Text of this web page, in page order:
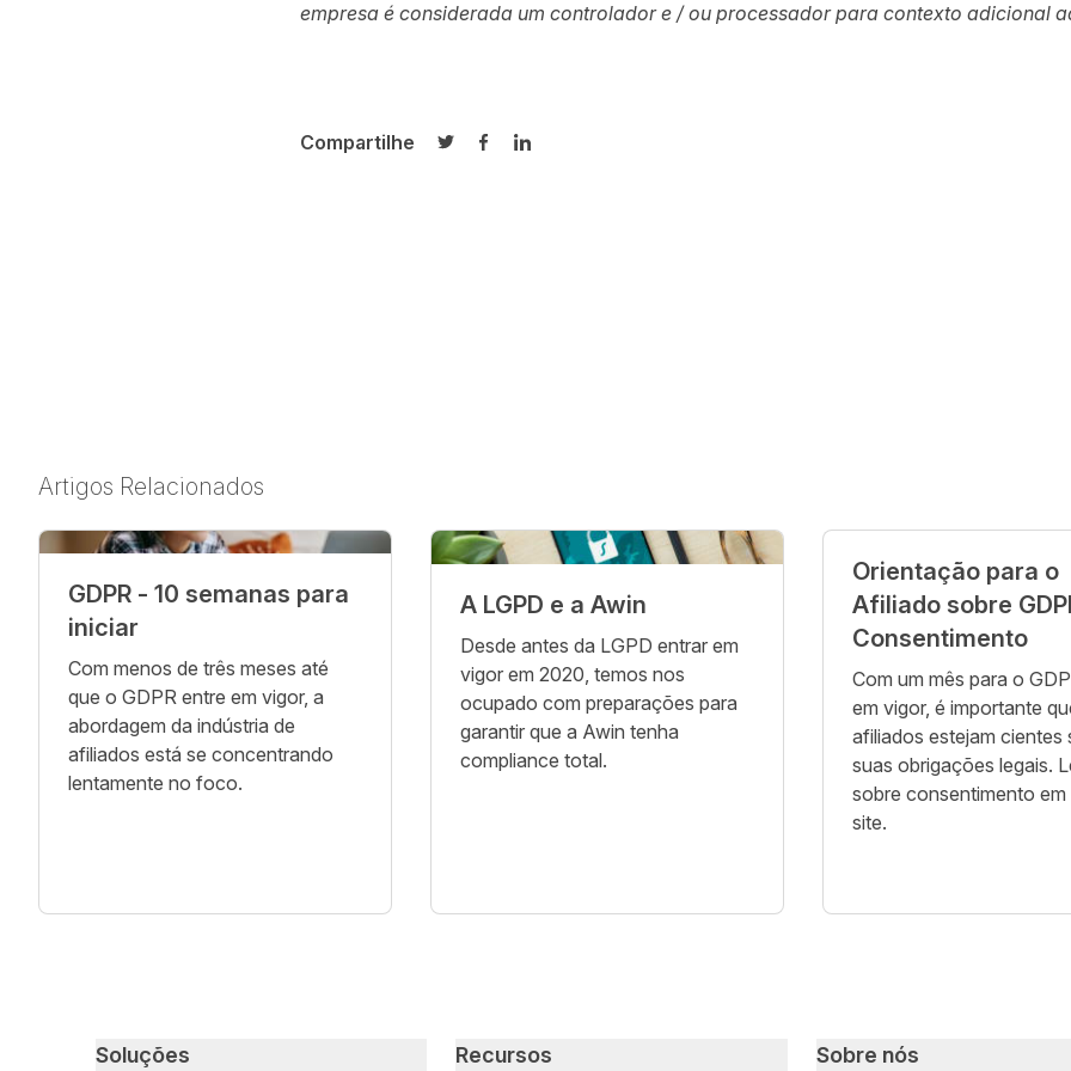
empresa é considerada um controlador e / ou processador para contexto adicional
Compartilhe
Compartilhar no Twitter
Compartilhar no Facebook
Compartilhar no LinkedIn
Artigos Relacionados
GDPR - 10 semanas para
iniciar
Com menos de três meses até
que o GDPR entre em vigor, a
abordagem da indústria de
afiliados está se concentrando
lentamente no foco.
A LGPD e a Awin
Desde antes da LGPD entrar em
vigor em 2020, temos nos
ocupado com preparações para
garantir que a Awin tenha
compliance total.
Orientação para o
Afiliado sobre
Consentimento
Com um mês para o
em vigor, é importante
afiliados estejam cientes
suas obrigações legais.
sobre consentimento
site.
Primary footer navigation
Soluções Recursos Sobre nós